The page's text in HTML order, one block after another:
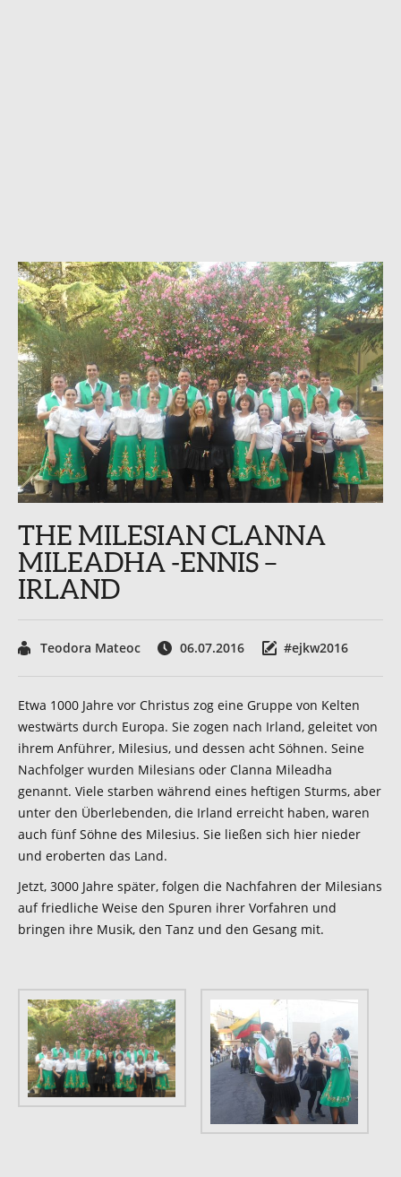
THE MILESIAN CLANNA
MILEADHA -ENNIS –
IRLAND
Teodora Mateoc 06.07.2016 #ejkw2016
Etwa 1000 Jahre vor Christus zog eine Gruppe von Kelten
westwärts durch Europa. Sie zogen nach Irland, geleitet von
ihrem Anführer, Milesius, und dessen acht Söhnen. Seine
Nachfolger wurden Milesians oder Clanna Mileadha
genannt. Viele starben während eines heftigen Sturms, aber
unter den Überlebenden, die Irland erreicht haben, waren
auch fünf Söhne des Milesius. Sie ließen sich hier nieder
und eroberten das Land.
Jetzt, 3000 Jahre später, folgen die Nachfahren der Milesians
auf friedliche Weise den Spuren ihrer Vorfahren und
bringen ihre Musik, den Tanz und den Gesang mit.